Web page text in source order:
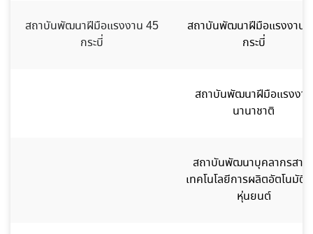
สถาบันพัฒนาฝีมือแรงงาน 45
กระบี่
สถาบันพัฒนาฝีมือแรงงาน
กระบี่
สถาบันพัฒนาฝีมือแรงงาน
นานาชาติ
สถาบันพัฒนาบุคลากรสาข
เทคโนโลยีการผลิตอัตโนมัติแ
หุ่นยนต์